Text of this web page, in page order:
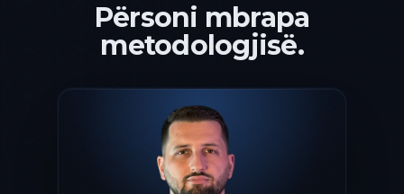
Përsoni mbrapa
metodologjisë.